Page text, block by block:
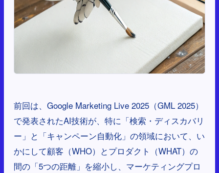
前回は、Google Marketing Live 2025（GML 2025）
で発表されたAI技術が、特に「検索・ディスカバリ
ー」と「キャンペーン自動化」の領域において、い
かにして顧客（WHO）とプロダクト（WHAT）の
間の「5つの距離」を縮小し、マーケティングプロ